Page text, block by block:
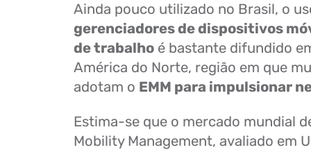
Ainda pouco utilizado no Brasil, o
gerenciadores de dispositivos
de trabalho é bastante difundido
América do Norte, região em que
adotam o EMM para impulsionar
Estima-se que o mercado mundial
Mobility Management, avaliado em